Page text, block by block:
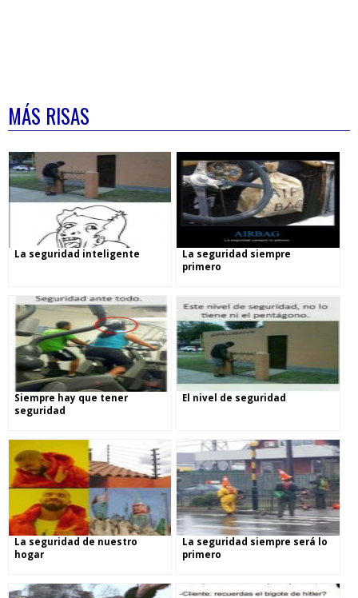
MÁS RISAS
La seguridad inteligente
La seguridad siempre
primero
Siempre hay que tener
seguridad
El nivel de seguridad
La seguridad de nuestro
hogar
La seguridad siempre será lo
primero